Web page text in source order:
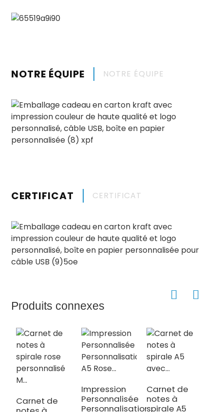
NOTRE ÉQUIPE NOTRE ÉQUIPE
CERTIFICAT CERTIFICAT
Produits connexes
Carnet de
Impression
Personnalisée
Personnalisation
Carnet de
notes à
spirale A5